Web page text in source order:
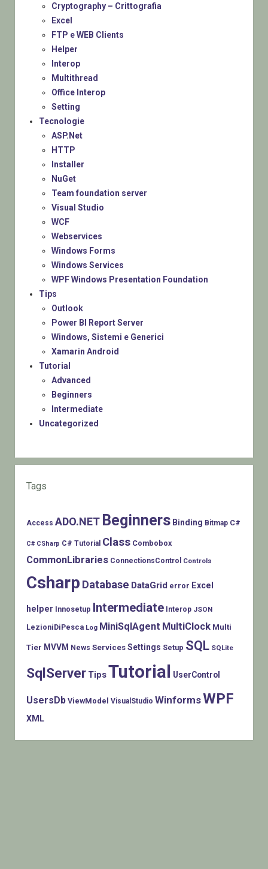
Cryptography – Crittografia
Excel
FTP e WEB Clients
Helper
Interop
Multithread
Office Interop
Setting
Tecnologie
ASP.Net
HTTP
Installer
NuGet
Team foundation server
Visual Studio
WCF
Webservices
Windows Forms
Windows Services
WPF Windows Presentation Foundation
Tips
Outlook
Power BI Report Server
Windows, Sistemi e Generici
Xamarin Android
Tutorial
Advanced
Beginners
Intermediate
Uncategorized
Tags
Access ADO.NET Beginners Binding Bitmap C#
C# CSharp C# Tutorial Class Combobox
CommonLibraries ConnectionsControl Controls
Csharp Database DataGrid error Excel
helper Innosetup Intermediate Interop JSON
LezioniDiPesca Log MiniSqlAgent MultiClock Multi
Tier MVVM News Services Settings Setup SQL SQLite
SqlServer TipsTutorial UserControl
UsersDb ViewModel VisualStudio WinformsWPF
XML